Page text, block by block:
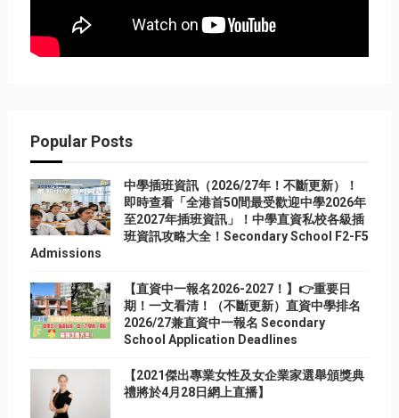
Popular Posts
中學插班資訊（2026/27年！不斷更新）！
即時查看「全港首50間最受歡迎中學2026年
至2027年插班資訊」！中學直資私校各級插
班資訊攻略大全！Secondary School F2-F5
Admissions
【直資中一報名2026-2027！】👉重要日
期！一文看清！（不斷更新）直資中學排名
2026/27兼直資中一報名 Secondary
School Application Deadlines
【2021傑出專業女性及女企業家選舉頒獎典
禮將於4月28日網上直播】